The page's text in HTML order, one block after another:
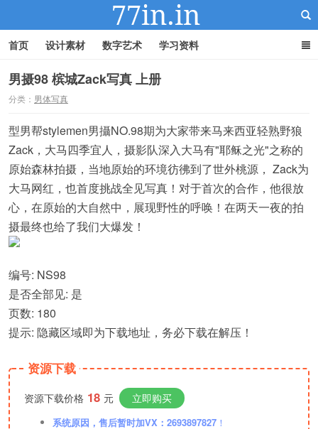
首页 设计素材 数字艺术 学习资料
男摄98 槟城Zack写真 上册
分类： 男体写真
型男帮stylemen男攝NO.98期为大家带来马来西亚轻熟野狼
Zack，大马四季宜人，摄影队深入大马有"耶稣之光"之称的
原始森林拍摄，当地原始的环境彷彿到了世外桃源， Zack为
大马网红，也首度挑战全见写真！对于首次的合作，他很放
心，在原始的大自然中，展现野性的呼唤！在两天一夜的拍
摄最终也给了我们大爆发！
编号: NS98
是否全部见: 是
页数: 180
提示: 隐藏区域即为下载地址，务必下载在解压！
资源下载
资源下载价格 18 元 立即购买
系统原因，售后暂时加VX：2693897827 ！